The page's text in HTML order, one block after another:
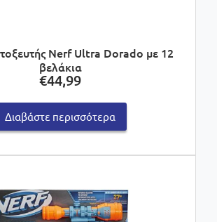
Nerf Ultra Dorado με 12
βελάκια
€44,99
Διαβάστε περισσότερα